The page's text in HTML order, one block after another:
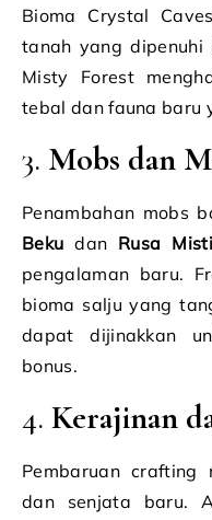
Bioma Crystal
tanah yang dipenuhi
Misty Forest
tebal dan fauna baru
3. Mobs dan
Penambahan mobs
Beku dan Rusa
pengalaman baru.
bioma salju yang
dapat dijinakkan
bonus.
4. Kerajinan
Pembaruan crafting
dan senjata baru.